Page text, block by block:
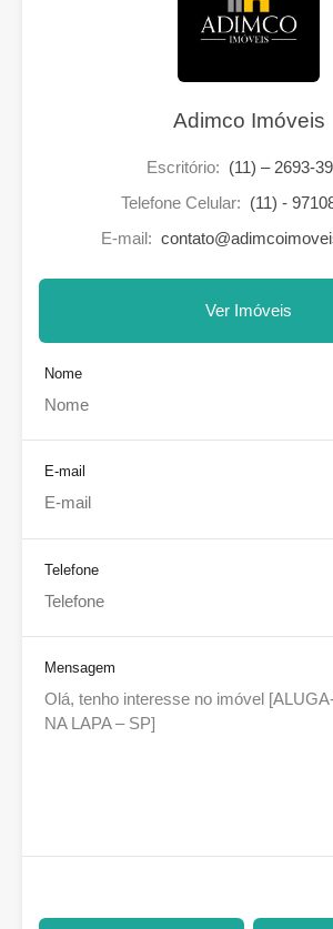
Adimco Imóveis
Escritório: (11) – 2693-
Telefone Celular: (11) -
E-mail:
Ver Imóveis
Nome
E-mail
Telefone
Mensagem